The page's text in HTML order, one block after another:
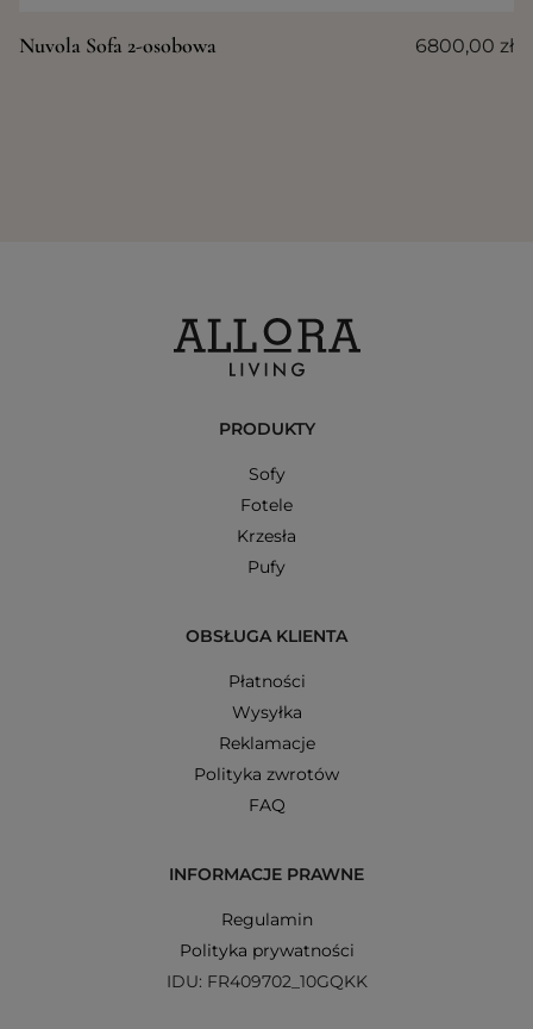
Nuvola Sofa 2-osobowa 6800,00 zł
PRODUKTY
Sofy
Fotele
Krzesła
Pufy
OBSŁUGA KLIENTA
Płatności
Wysyłka
Reklamacje
Polityka zwrotów
FAQ
INFORMACJE PRAWNE
Regulamin
Polityka prywatności
IDU: FR409702_10GQKK